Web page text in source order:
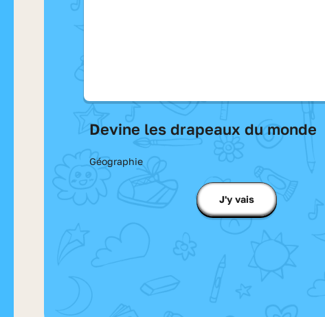
Devine les drapeaux du monde
Géographie
J'y vais